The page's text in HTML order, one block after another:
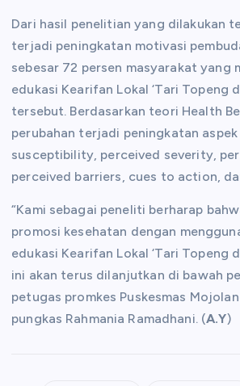
Dari hasil penelitian yang dilakukan
terjadi peningkatan motivasi
sebesar 72 persen masyarakat yang
edukasi Kearifan Lokal ‘Tari Topeng
tersebut. Berdasarkan teori Health
perubahan terjadi peningkatan
susceptibility, perceived severity,
perceived barriers, cues to action,
“Kami sebagai peneliti berharap
promosi kesehatan dengan
edukasi Kearifan Lokal ‘Tari Topeng
ini akan terus dilanjutkan di bawah
petugas promkes Puskesmas
pungkas Rahmania Ramadhani. (A.Y)